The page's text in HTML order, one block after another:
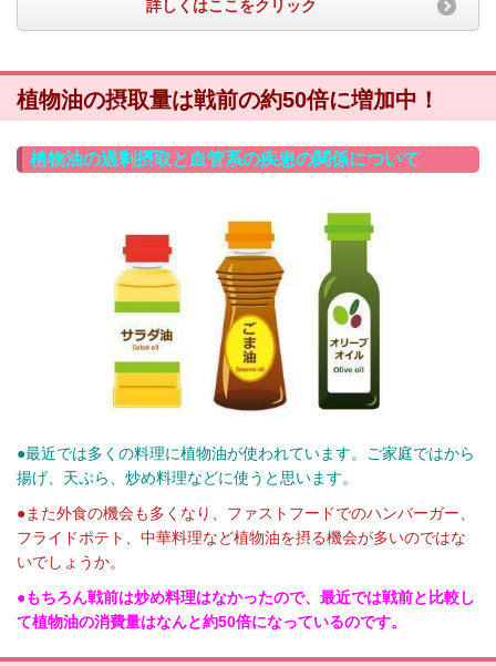
詳しくはここをクリック
植物油の摂取量は戦前の約50倍に増加中！
植物油の過剰摂取と血管系の疾患の関係について
●最近では多くの料理に植物油が使われています。ご家庭ではから
揚げ、天ぷら、炒め料理などに使うと思います。
●また外食の機会も多くなり、ファストフードでのハンバーガー、
フライドポテト、中華料理など植物油を摂る機会が多いのではな
いでしょうか。
●もちろん戦前は炒め料理はなかったので、最近では戦前と比較し
て植物油の消費量はなんと約50倍になっているのです。